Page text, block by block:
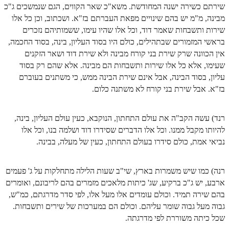
הזוהר הקדוש ספרא דצניעותא
הזוהר הקדוש תצווה השקפה
הזוהר הקדוש תצווה מתקדמים
ספר הזוהר הקדוש כי תשא השקפה
ספר הזוהר הקדוש כי תשא מתקדמים
ספר הזוהר הקדוש ויקהל מתקדמים
ספר הזוהר הקדוש פיקודי מתחילים
ספר הזוהר – ויקרא
ספר הזוהר הקדוש זוהר ויקרא השקפה
ספר הזוהר הקדוש זוהר ויקרא מתקדמים
שירתם כשירה ישנה המחודשת. משא"כ שאר הקווים, הגם שנמשכים ג"כ
מבינה, מ"מ יש בהם שינויים מפאת העברתם בז"א. ושכתוב, וכן כל אלו
שירות ותשבחות שאמר דוד, וכל אלו שהיו עימו, ששמותיהם נזכרים
בראשי המזמורים שבתהילים, כולם היו בסוד העליון, בינה, בסוד החכמה,
אין הכוונה שרק שירת בני קורח מבינה ולא שירת דוד ושאר הזקנים
שעימו, אלא כל אלו שירות ותשבחות הם מבינה. אלא שהם רק בסוד
עליון, בסוד הבינה, אבל אינם שירת הבינה ממש, כי משתנים בעוברם
בז"א. אבל שירת בני קורח לא משתנה כלום.
רנד) עשה הקב"ה את עולם התחתון, הנוקבא, כעין עולם העליון, בינה,
להיותו מקבל ממנו. וכל אלו הדברים שסידרו דוד ושלמה בנו, וכל אלו
נביאי אמת, כולם סידרו בעולם התחתון, כעין של מעלה, בבינה.
רנה) כמו שיש משמרות בארץ, שי"ב שעות הלילה מתחלקות על ג' פעמים
ארבע, יש ג"כ ברקיע, שג' כיתות מלאכים מזמרים בהם לריבונם, ואומרים
בהם שירה תמיד. וכולם עומדים אלו מעל אלו, לפי סדר מדרגתם, כמ"ש,
גבוה מעל גבוה שומר עליהם. וכולם הם במערכות של שירים ותשבחות.
שכל כיתה משוררת לפי מדרגתה.